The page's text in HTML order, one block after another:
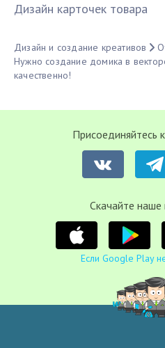
Дизайн карточек товара
Дизайн и создание креативов
Нужно создание домика в
качественно!
Присоединяйтесь
Cкачайте
Если Google Play